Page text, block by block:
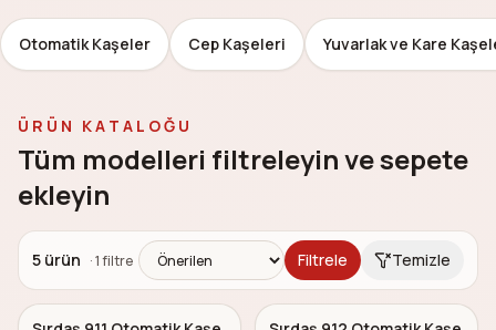
Otomatik Kaşeler Cep Kaşeleri Yuvarlak ve Kare
ÜRÜN KATALOĞU
Tüm modelleri filtreleyin ve sepete
ekleyin
5 ürün ·1filtre Filtrele Temizle
Çok Satan
5.0
Çok Satan